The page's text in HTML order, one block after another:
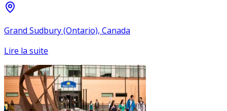
Grand Sudbury (Ontario), Canada
Lire la suite